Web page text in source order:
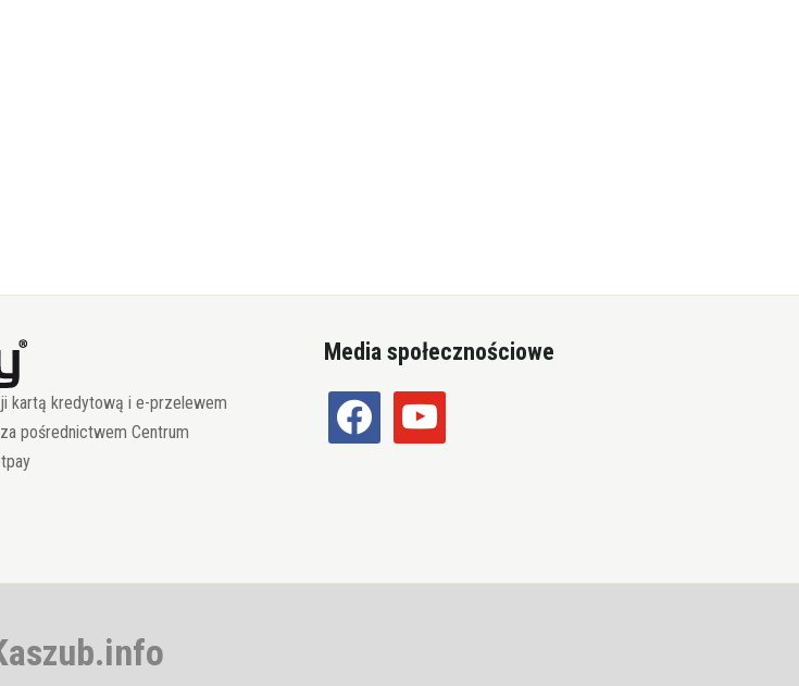
kartą kredytową i e-przelewem
pośrednictwem Centrum
Media społecznościowe
facebook youtube